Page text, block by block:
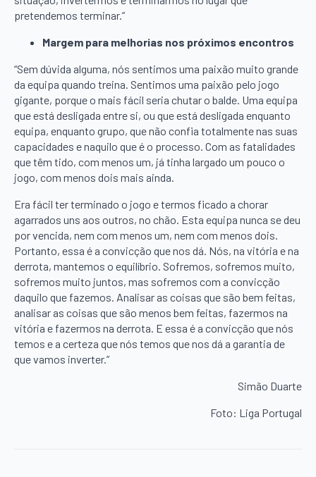
pretendemos terminar.”
Margem para melhorias nos próximos encontros
“Sem dúvida alguma, nós sentimos uma paixão muito grande
da equipa quando treina. Sentimos uma paixão pelo jogo
gigante, porque o mais fácil seria chutar o balde. Uma equipa
que está desligada entre si, ou que está desligada enquanto
equipa, enquanto grupo, que não confia totalmente nas suas
capacidades e naquilo que é o processo. Com as fatalidades
que têm tido, com menos um, já tinha largado um pouco o
jogo, com menos dois mais ainda.
Era fácil ter terminado o jogo e termos ficado a chorar
agarrados uns aos outros, no chão. Esta equipa nunca se deu
por vencida, nem com menos um, nem com menos dois.
Portanto, essa é a convicção que nos dá. Nós, na vitória e na
derrota, mantemos o equilíbrio. Sofremos, sofremos muito,
sofremos muito juntos, mas sofremos com a convicção
daquilo que fazemos. Analisar as coisas que são bem feitas,
analisar as coisas que são menos bem feitas, fazermos na
vitória e fazermos na derrota. E essa é a convicção que nós
temos e a certeza que nós temos que nos dá a garantia de
que vamos inverter.”
Simão Duarte
Foto: Liga Portugal